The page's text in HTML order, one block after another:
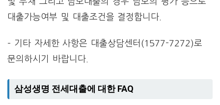
대출가능여부 및 대출조건을 결정합니다.
– 기타 자세한 사항은 대출상담센터(1577-7272)로
문의하시기 바랍니다.
삼성생명 전세대출에 대한 FAQ